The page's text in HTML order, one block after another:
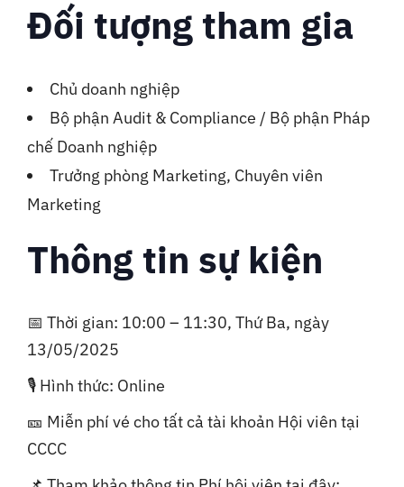
Đối tượng tham gia
Chủ doanh nghiệp
Bộ phận Audit & Compliance / Bộ phận Pháp
chế Doanh nghiệp
Trưởng phòng Marketing, Chuyên viên
Marketing
Thông tin sự kiện
📅 Thời gian: 10:00 – 11:30, Thứ Ba, ngày
13/05/2025
🎙 Hình thức: Online
🎫 Miễn phí vé cho tất cả tài khoản Hội viên tại
CCCC